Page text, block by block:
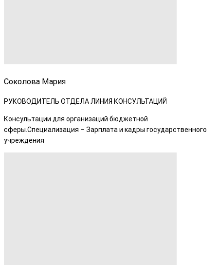
Соколова Мария
РУКОВОДИТЕЛЬ ОТДЕЛА ЛИНИЯ КОНСУЛЬТАЦИЙ
Консультации для организаций бюджетной
сферы.Специализация – Зарплата и кадры государственного
учреждения